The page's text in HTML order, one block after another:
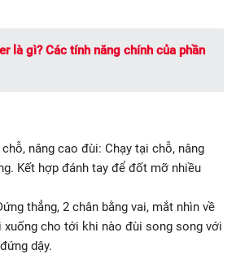
là gì? Các tính năng chính của phần
nâng cao đùi: Chạy tại chỗ, nâng
Kết hợp đánh tay để đốt mỡ nhiều
thẳng, 2 chân bằng vai, mắt nhìn về
cho tới khi nào đùi song song với
dậy.